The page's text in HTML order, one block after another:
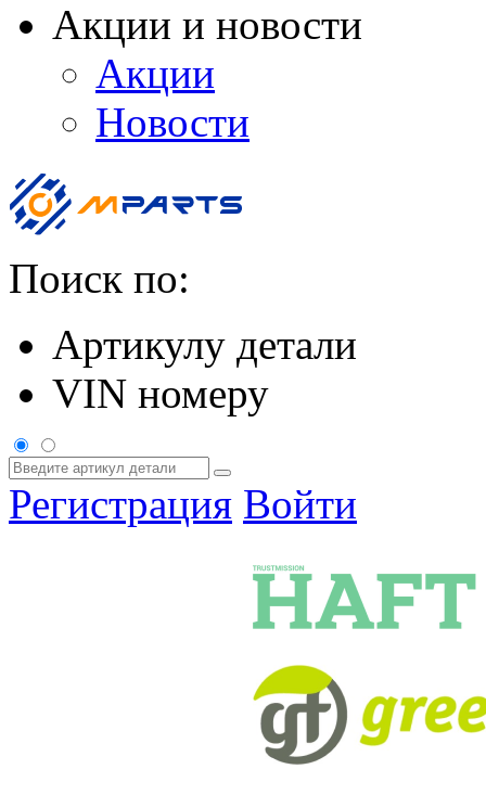
Акции и новости
Акции
Новости
Поиск по:
Артикулу детали
VIN номеру
Регистрация Войти